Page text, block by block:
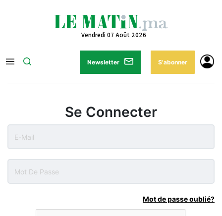
Vendredi 07 Août 2026
Newsletter S'abonner
Se Connecter
Mot de passe oublié?